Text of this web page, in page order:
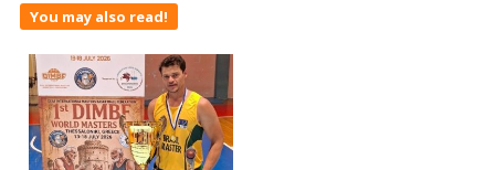
You may also read!